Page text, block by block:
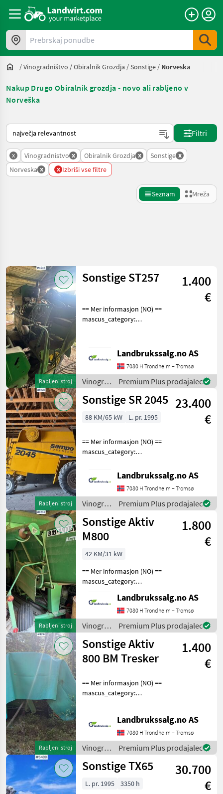
Prebrskaj ponudbe
/Vinogradništvo /Obiralnik Grozdja /Sonstige / Norveska
Nakup Drugo Obiralnik grozdja - novo ali rabljeno v
Norveška
Tako je razvrščeno na Landwirt.com
Filtri
x Vinogradnistvo x Obiralnik Grozdja x Sonstige x
Norveska x x Izbriši vse filtre
Seznam Mreža
Kategorija 4 Država 1 Filtri
TRENUTNA
POT
Kmetijska
tehnika
Vinogradnistvo
Obiralnik
Grozdja
Sonstige
IZBERITE
KATEGORIJO
Sonstige
Braud
Pellenc
Ero
Krieger
Prikaži
vse (8)
MODEL
8350
C7206
CR9080
CX880
T660
MARKETPLACE
Marketplace
Ponudbe
trgovcev
Mali
oglasi
Ponastavi
Prikaži 17
rezultatov
Rabljeni stroj
Sonstige ST257
1.400
€
== Mer informasjon (NO) ==
mascus_category:
upon request: 4546 See
en.landbrukssalg.no/4546
for more images Descrip
Landbrukssalg.no AS
7080 H Trondheim – Tromsø
Vinogradništvo
/
Sonstige
Premium Plus prodajalec
Rabljeni stroj
Sonstige SR 2045 23.400
€
88 KM/65 kW L. pr. 1995
== Mer informasjon (NO) ==
mascus_category:
provide reference number
upon request: 9376 See
en.landbrukssalg.no/9376
for more images Specifi
Landbrukssalg.no AS
7080 H Trondheim – Tromsø
Vinogradništvo
/
Sonstige
Premium Plus prodajalec
Rabljeni stroj
Sonstige Aktiv
M800
1.800
€
42 KM/31 kW
== Mer informasjon (NO) ==
mascus_category:
provide reference number
upon request: 9266 See
en.landbrukssalg.no/9266
for more images Specifi
Landbrukssalg.no AS
7080 H Trondheim – Tromsø
Vinogradništvo
/
Sonstige
Premium Plus prodajalec
Rabljeni stroj
Sonstige Aktiv
800 BM Tresker
1.400
€
== Mer informasjon (NO) ==
mascus_category:
upon request: 8916 See
en.landbrukssalg.no/8916
for more images Specifi
Landbrukssalg.no AS
7080 H Trondheim – Tromsø
Vinogradništvo
/
Sonstige
Premium Plus prodajalec
Sonstige TX65
30.700
€
L. pr. 1995 3350 h